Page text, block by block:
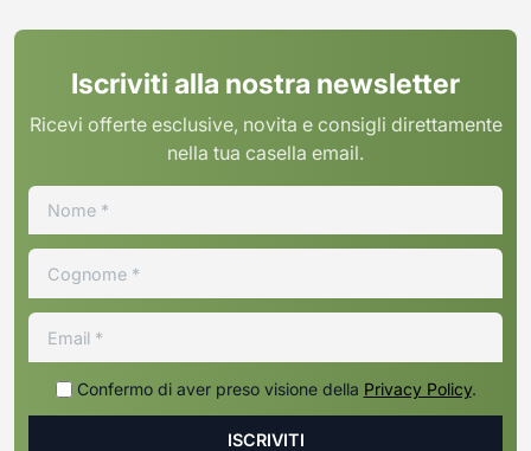
Iscriviti alla nostra newsletter
Ricevi offerte esclusive, novita e consigli direttamente
nella tua casella email.
Confermo di aver preso visione della Privacy Policy.